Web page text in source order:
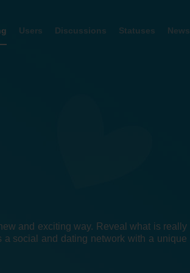
Users Discussions Statuses News
and exciting way. Reveal what is really
social and dating network with a unique